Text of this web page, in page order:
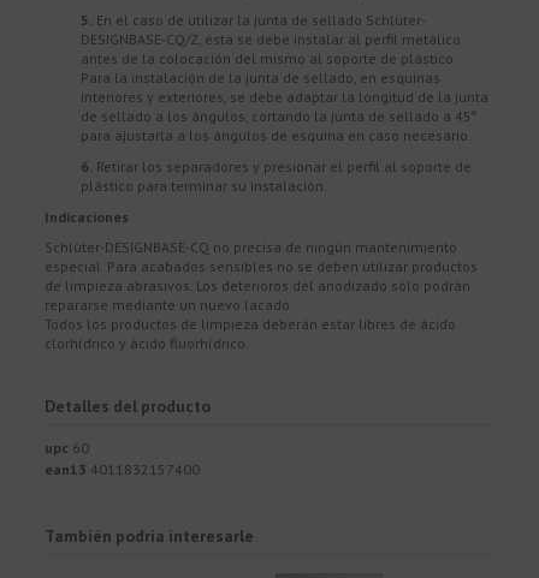
5. En el caso de utilizar la junta de sellado Schlüter-
DESIGNBASE-CQ/Z, ésta se debe instalar al perfil metálico
antes de la colocación del mismo al soporte de plástico.
Para la instalación de la junta de sellado, en esquinas
interiores y exteriores, se debe adaptar la longitud de la junta
de sellado a los ángulos, cortando la junta de sellado a 45º
para ajustarla a los ángulos de esquina en caso necesario.
6. Retirar los separadores y presionar el perfil al soporte de
plástico para terminar su instalación.
Indicaciones
Schlüter-DESIGNBASE-CQ no precisa de ningún mantenimiento
especial. Para acabados sensibles no se deben utilizar productos
de limpieza abrasivos. Los deterioros del anodizado sólo podrán
repararse mediante un nuevo lacado.
Todos los productos de limpieza deberán estar libres de ácido
clorhídrico y ácido fluorhídrico.
Detalles del producto
upc 60
ean13 4011832157400
También podría interesarle